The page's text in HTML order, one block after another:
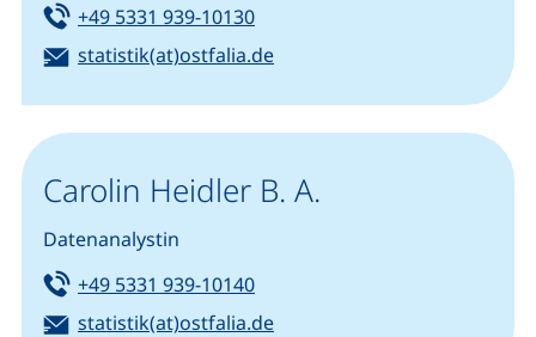
Tel:
+49 5331 939-10130(startet einen Telefonanruf,
E-Mail:
statistik(at)ostfalia.de(öffnet Ihr E-Mail-Programm)
Carolin Heidler B. A.
Datenanalystin
Tel:
+49 5331 939-10140(startet einen Telefonanruf,
E-Mail:
statistik(at)ostfalia.de(öffnet Ihr E-Mail-Programm)